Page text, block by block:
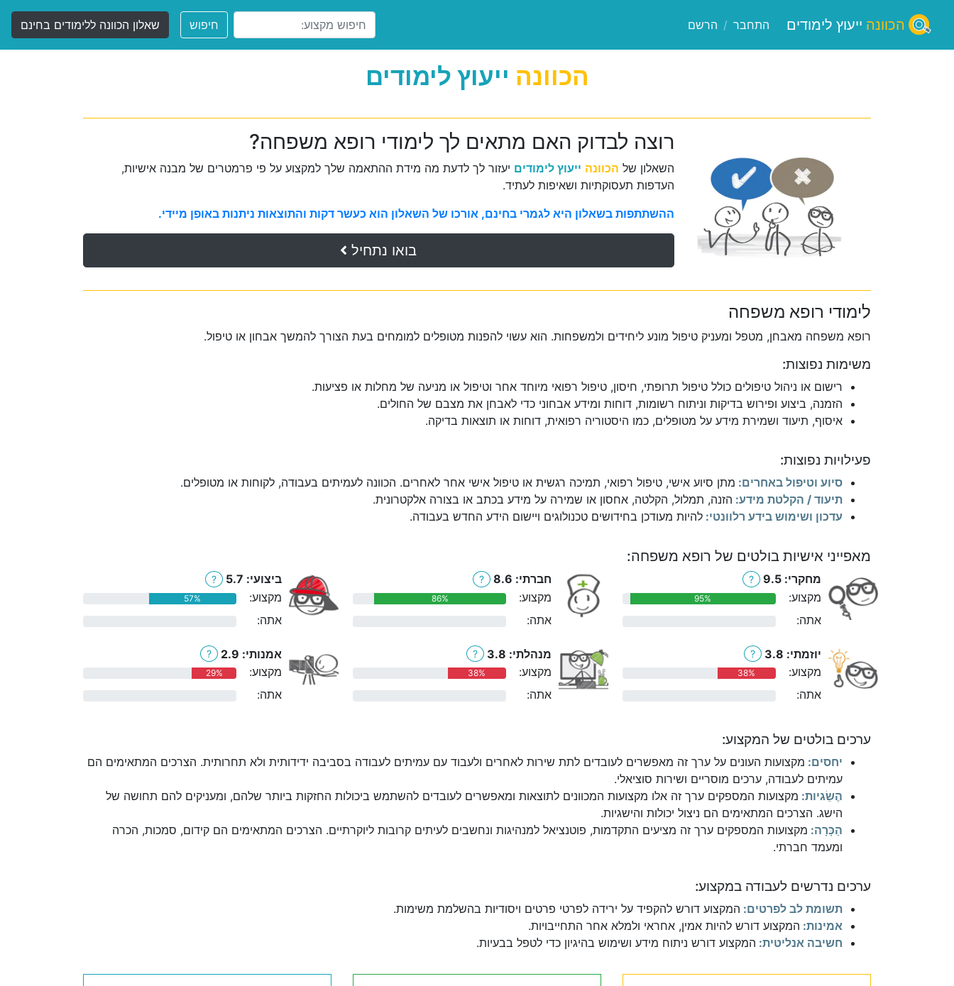
הכוונה ייעוץ לימודים התחבר / הרשם חיפוש שאלון הכוונה ללימודים בחינם
הכוונה ייעוץ לימודים
רוצה לבדוק האם מתאים לך לימודי רופא משפחה?
השאלון של הכוונה ייעוץ לימודים יעזור לך לדעת מה מידת ההתאמה שלך למקצוע על פי פרמטרים של מבנה אישיות,
העדפות תעסוקתיות ושאיפות לעתיד.
ההשתתפות בשאלון היא לגמרי בחינם, אורכו של השאלון הוא כעשר דקות והתוצאות ניתנות באופן מיידי.
בואו נתחיל
לימודי רופא משפחה
רופא משפחה מאבחן, מטפל ומעניק טיפול מונע ליחידים ולמשפחות. הוא עשוי להפנות מטופלים למומחים בעת הצורך להמשך אבחון או טיפול.
משימות נפוצות:
רישום או ניהול טיפולים כולל טיפול תרופתי, חיסון, טיפול רפואי מיוחד אחר וטיפול או מניעה של מחלות או פציעות.
הזמנה, ביצוע ופירוש בדיקות וניתוח רשומות, דוחות ומידע אבחוני כדי לאבחן את מצבם של החולים.
איסוף, תיעוד ושמירת מידע על מטופלים, כמו היסטוריה רפואית, דוחות או תוצאות בדיקה.
פעילויות נפוצות:
סיוע וטיפול באחרים: מתן סיוע אישי, טיפול רפואי, תמיכה רגשית או טיפול אישי אחר לאחרים. הכוונה לעמיתים בעבודה, לקוחות או מטופלים.
תיעוד / הקלטת מידע: הזנה, תמלול, הקלטה, אחסון או שמירה על מידע בכתב או בצורה אלקטרונית.
עדכון ושימוש בידע רלוונטי: להיות מעודכן בחידושים טכנולוגים ויישום הידע החדש בעבודה.
מאפייני אישיות בולטים של רופא משפחה:
מחקרי: 9.5 ?
מקצוע: 95%
אתה:
חברתי: 8.6 ?
מקצוע: 86%
אתה:
ביצועי: 5.7 ?
מקצוע: 57%
אתה:
יוזמתי: 3.8 ?
מקצוע: 38%
אתה:
מנהלתי: 3.8 ?
מקצוע: 38%
אתה:
אמנותי: 2.9 ?
מקצוע: 29%
אתה:
ערכים בולטים של המקצוע:
יחסים: מקצועות העונים על ערך זה מאפשרים לעובדים לתת שירות לאחרים ולעבוד עם עמיתים לעבודה בסביבה ידידותית ולא תחרותית. הצרכים המתאימים הם
עמיתים לעבודה, ערכים מוסריים ושירות סוציאלי.
הֶשֵׂגיות: מקצועות המספקים ערך זה אלו מקצועות המכוונים לתוצאות ומאפשרים לעובדים להשתמש ביכולות החזקות ביותר שלהם, ומעניקים להם תחושה של
הישג. הצרכים המתאימים הם ניצול יכולות והישגיות.
הַכָּרָה: מקצועות המספקים ערך זה מציעים התקדמות, פוטנציאל למנהיגות ונחשבים לעיתים קרובות ליוקרתיים. הצרכים המתאימים הם קידום, סמכות, הכרה
ומעמד חברתי.
ערכים נדרשים לעבודה במקצוע:
תשומת לב לפרטים: המקצוע דורש להקפיד על ירידה לפרטי פרטים ויסודיות בהשלמת משימות.
אמינות: המקצוע דורש להיות אמין, אחראי ולמלא אחר התחייבויות.
חשיבה אנליטית: המקצוע דורש ניתוח מידע ושימוש בהיגיון כדי לטפל בבעיות.